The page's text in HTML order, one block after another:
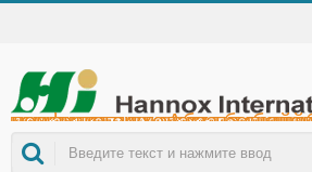
Hannox International Corp. - Мы помогаем импортерам/оптовым продавцам/дистрибьюторам медицинских изделий и брендам в сфере здравоохранения запускать немедикаментозные решения для ухода за ранами и слизистыми оболочками, такие как средства для лечения язв в полости рта, поддерживающая терапия при онкологических заболеваниях, защита кожи, уход за слизистой оболочкой носа и защита ран в домашних условиях. А также более широкий спектр медицинских изделий для профилактики и лечения диабета, профилактики заболеваний, передаваемых комарами, и других